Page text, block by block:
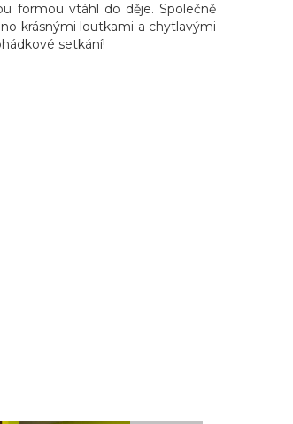
formou vtáhl do děje. Společně
krásnými loutkami a chytlavými
setkání!